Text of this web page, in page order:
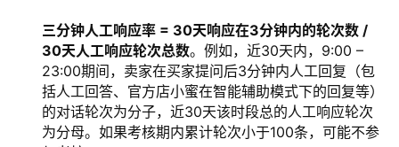
三分钟人工响应率 = 30天响应在3分钟内的轮次数 /
30天人工响应轮次总数。例如，近30天内，9:00 –
23:00期间，卖家在买家提问后3分钟内人工回复（包
括人工回答、官方店小蜜在智能辅助模式下的回复等）
的对话轮次为分子，近30天该时段总的人工响应轮次
为分母。如果考核期内累计轮次小于100条，可能不参